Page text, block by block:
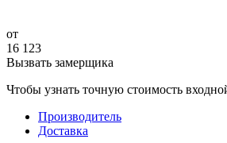
от
16 123
Вызвать замерщика
Чтобы узнать точную стоимость
Производитель
Доставка